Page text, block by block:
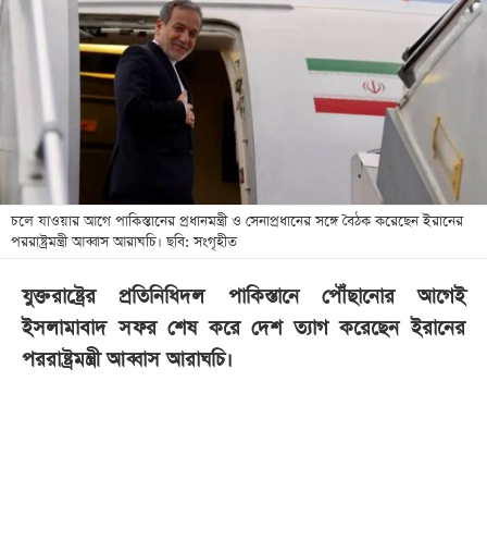
খেলা
বিনোদন
স্টাইল
শিক্ষা
তথ্যপ্রযুক্তি
সব
ছবি
চলে যাওয়ার আগে পাকিস্তানের প্রধানমন্ত্রী ও সেনাপ্রধানের সঙ্গে বৈঠক করেছেন ইরানের
পররাষ্ট্রমন্ত্রী আব্বাস আরাঘচি। ছবি: সংগৃহীত
যুক্তরাষ্ট্রের প্রতিনিধিদল পাকিস্তানে পৌঁছানোর আগেই
ইসলামাবাদ সফর শেষ করে দেশ ত্যাগ করেছেন ইরানের
পররাষ্ট্রমন্ত্রী আব্বাস আরাঘচি।